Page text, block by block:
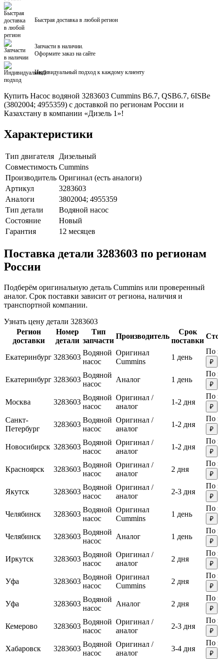
Быстрая доставка в любой регион
Запчасти в наличии.
Оформите заказ на сайте
Индивидуальный подход к каждому клиенту
Купить Насос водяной 3283603 Cummins B6.7, QSB6.7, 6ISBe
(3802004; 4955359) с доставкой по регионам России и
Казахстану в компании «Дизель 1»!
Характеристики
Тип двигателя
Дизельный
Совместимость Cummins
Производитель Оригинал (есть аналоги)
Артикул
3283603
Аналоги
3802004; 4955359
Тип детали
Водяной насос
Состояние
Новый
Гарантия
12 месяцев
Поставка детали 3283603 по регионам
России
Подберём оригинальную деталь Cummins или проверенный
аналог. Срок поставки зависит от региона, наличия и
транспортной компании.
Узнать цену детали 3283603
Регион
доставки
Номер
детали
Тип
запчасти
Производитель
Срок
поставки
Екатеринбург 3283603
Водяной
насос
Оригинал
Cummins
1 день
По
₽
Екатеринбург 3283603
Водяной
насос
Аналог 1 день
По
₽
Москва 3283603
Водяной
насос
Оригинал /
аналог
1-2 дня
По
₽
Санкт-
Петербург
3283603
Водяной
насос
Оригинал /
аналог
1-2 дня
По
₽
Новосибирск 3283603
Водяной
насос
Оригинал /
аналог
1-2 дня
По
₽
Красноярск 3283603
Водяной
насос
Оригинал /
аналог
2 дня
По
₽
Якутск 3283603
Водяной
насос
Оригинал /
аналог
2-3 дня
По
₽
Челябинск 3283603
Водяной
насос
Оригинал
Cummins
1 день
По
₽
Челябинск 3283603
Водяной
насос
Аналог 1 день
По
₽
Иркутск 3283603
Водяной
насос
Оригинал /
аналог
2 дня
По
₽
Уфа 3283603
Водяной
насос
Оригинал
Cummins
2 дня
По
₽
Уфа 3283603
Водяной
насос
Аналог 2 дня
По
₽
Кемерово 3283603
Водяной
насос
Оригинал /
аналог
2-3 дня
По
₽
Хабаровск 3283603
Водяной
насос
Оригинал /
аналог
3-4 дня
По
₽